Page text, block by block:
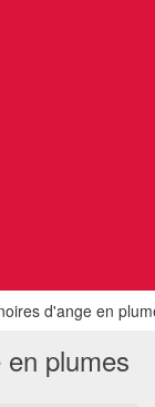
d'ange en
plumes